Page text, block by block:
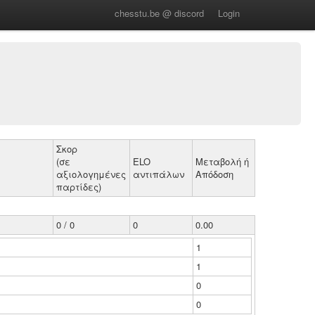
chesstu.be @ discord Login
Σκορ
(σε
αξιολογημένες
παρτίδες)
ELO
αντιπάλων
Μεταβολή ή
Απόδοση
0 / 0 0
0.00
1
1
0
0